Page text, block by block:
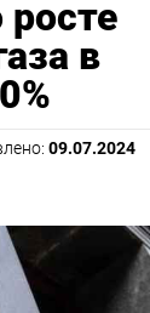
в
09.07.2024